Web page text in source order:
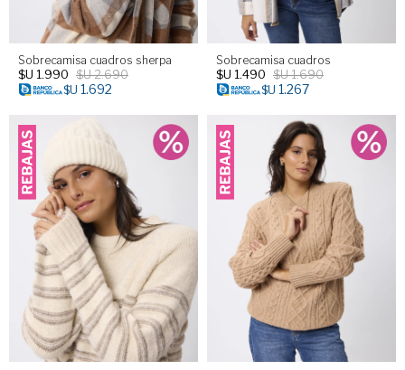
Sobrecamisa cuadros sherpa
$U 1.990 $U2.690
$U 1.692
Sobrecamisa cuadros
$U 1.490 $U1.690
$U 1.267